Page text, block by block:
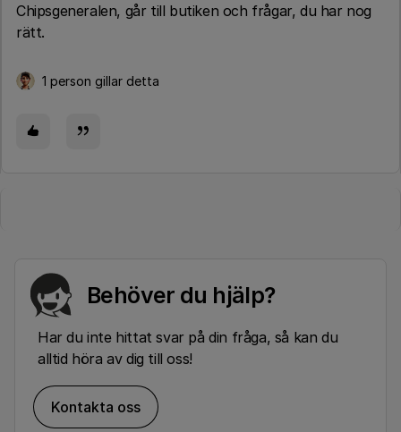
Chipsgeneralen, går till butiken och frågar, du har nog
rätt.
1 person gillar detta
Behöver du hjälp?
Har du inte hittat svar på din fråga, så kan du
alltid höra av dig till oss!
Kontakta oss